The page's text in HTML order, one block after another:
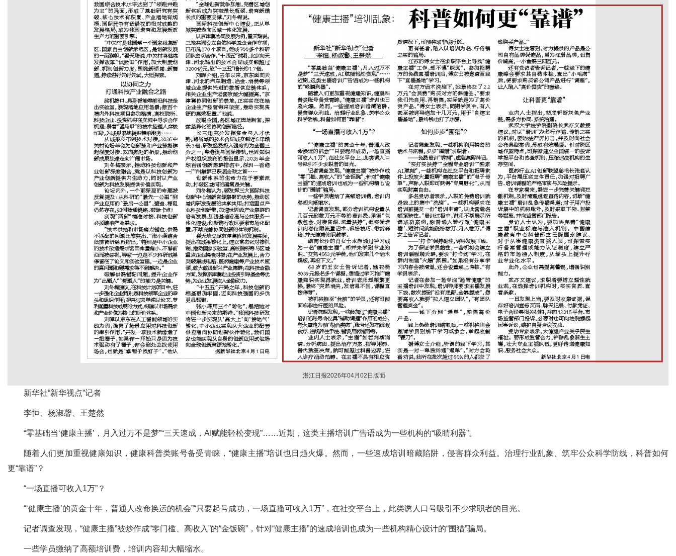
湛江日报2026年04月02日版面
新华社“新华视点”记者
李恒、杨淑馨、王楚然
“零基础当‘健康主播’，月入过万不是梦”“三天速成，AI赋能轻松变现”……近期，这类主播培训广告语成为一些机构的“吸睛利器”。
随着人们更加重视健康知识，健康科普类账号备受青睐，“健康主播”培训也日趋火爆。然而，一些速成培训暗藏陷阱，侵害群众利益。治理行业乱象、筑牢公众科学防线，科普如何
更“靠谱”？
“一场直播可收入1万”？
“‘健康主播’的黄金十年，普通人改命换运的机会”“只要起号成功，一场直播可收入1万”，在社交平台上，此类诱人口号吸引不少求职者的目光。
记者调查发现，“健康主播”被炒作成“零门槛、高收入”的“金饭碗”，针对“健康主播”的速成培训也成为一些机构精心设计的“围猎”骗局。
一些学员缴纳了高额培训费，培训内容却大幅缩水。